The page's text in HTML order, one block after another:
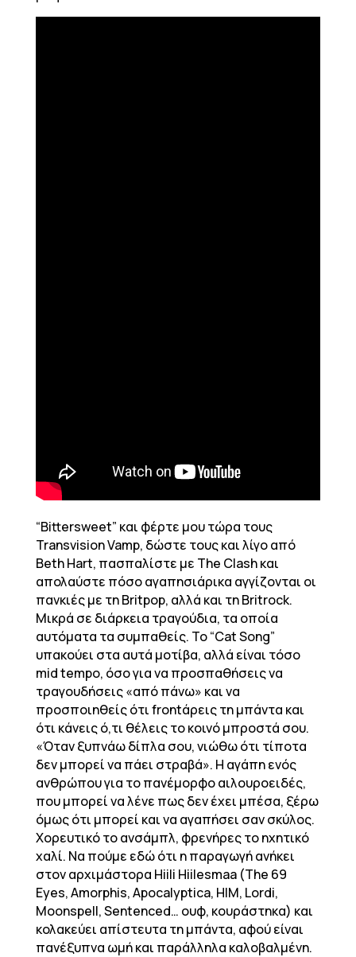
“Bittersweet” και φέρτε μου τώρα τους
Transvision Vamp, δώστε τους και λίγο από
Beth Hart, πασπαλίστε με The Clash και
απολαύστε πόσο αγαπησιάρικα αγγίζονται οι
πανκιές με τη Britpop, αλλά και τη Britrock.
Μικρά σε διάρκεια τραγούδια, τα οποία
αυτόματα τα συμπαθείς. Το “Cat Song”
υπακούει στα αυτά μοτίβα, αλλά είναι τόσο
mid tempo, όσο για να προσπαθήσεις να
τραγουδήσεις «από πάνω» και να
προσποιηθείς ότι frontάρεις τη μπάντα και
ότι κάνεις ό,τι θέλεις το κοινό μπροστά σου.
«Όταν ξυπνάω δίπλα σου, νιώθω ότι τίποτα
δεν μπορεί να πάει στραβά». Η αγάπη ενός
ανθρώπου για το πανέμορφο αιλουροειδές,
που μπορεί να λένε πως δεν έχει μπέσα, ξέρω
όμως ότι μπορεί και να αγαπήσει σαν σκύλος.
Χορευτικό το ανσάμπλ, φρενήρες το ηχητικό
χαλί. Να πούμε εδώ ότι η παραγωγή ανήκει
στον αρχιμάστορα Hiili Hiilesmaa (The 69
Eyes, Amorphis, Apocalyptica, HIM, Lordi,
Moonspell, Sentenced… ουφ, κουράστηκα) και
κολακεύει απίστευτα τη μπάντα, αφού είναι
πανέξυπνα ωμή και παράλληλα καλοβαλμένη.